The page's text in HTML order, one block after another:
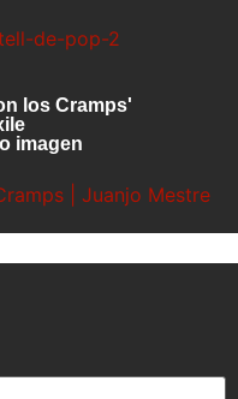
los Cramps'
imagen